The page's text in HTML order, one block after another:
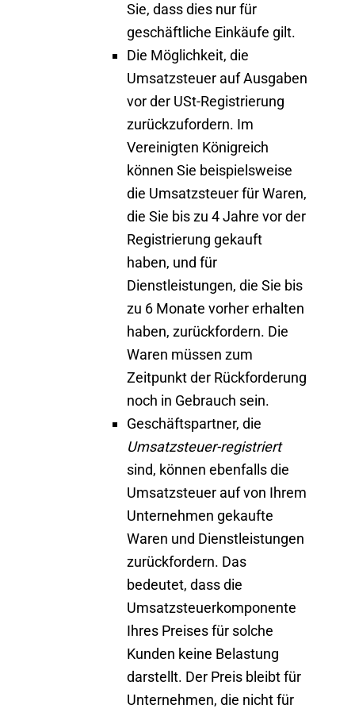
Sie, dass dies nur für
geschäftliche Einkäufe gilt.
Die Möglichkeit, die
Umsatzsteuer auf Ausgaben
vor der USt-Registrierung
zurückzufordern. Im
Vereinigten Königreich
können Sie beispielsweise
die Umsatzsteuer für Waren,
die Sie bis zu 4 Jahre vor der
Registrierung gekauft
haben, und für
Dienstleistungen, die Sie bis
zu 6 Monate vorher erhalten
haben, zurückfordern. Die
Waren müssen zum
Zeitpunkt der Rückforderung
noch in Gebrauch sein.
Geschäftspartner, die
Umsatzsteuer-registriert
sind, können ebenfallsdie
Umsatzsteuer auf von Ihrem
Unternehmen gekaufte
Waren und Dienstleistungen
zurückfordern. Das
bedeutet, dass die
Umsatzsteuerkomponente
Ihres Preises für solche
Kunden keine Belastung
darstellt. Der Preis bleibt für
Unternehmen, die nicht für